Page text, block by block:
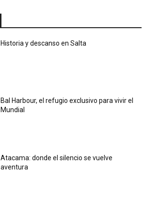
Historia y descanso en Salta
Bal Harbour, el refugio exclusivo para vivir el
Mundial
Atacama: donde el silencio se vuelve
aventura